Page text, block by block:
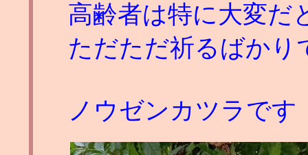
高齢者は特に大変だ
ただただ祈るばかり
ノウゼンカツラです